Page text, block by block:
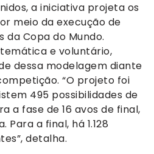
a iniciativa projeta os
meio da execução de
da Copa do Mundo.
e voluntário,
dessa modelagem diante
“O projeto foi
495 possibilidades de
a fase de 16 avos de final,
Para a final, há 1.128
detalha.